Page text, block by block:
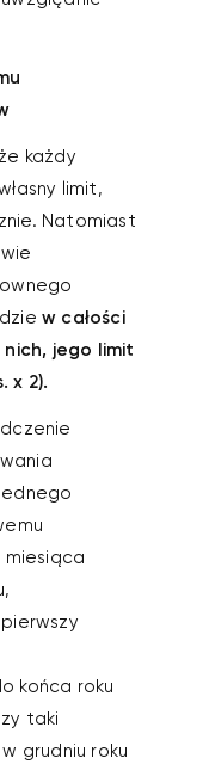
każdy
limit,
Natomiast
w całości
jego limit
x 2).
miesiąca
końca roku
taki
grudniu roku